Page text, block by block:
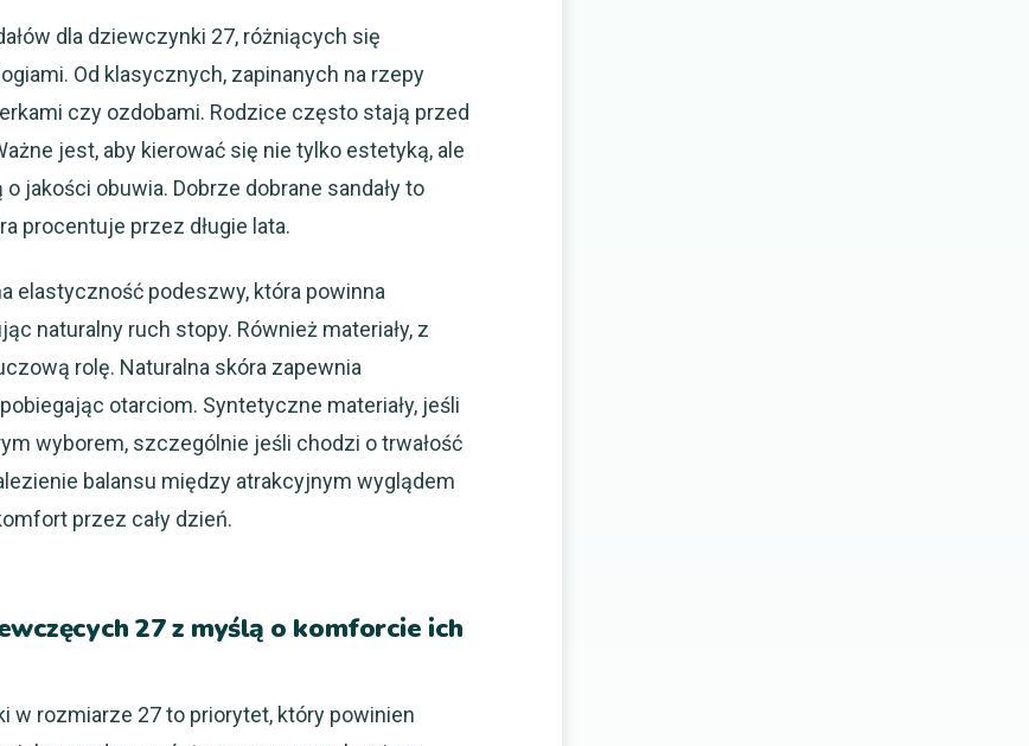
dla dziewczynki 27, różniących się
Od klasycznych, zapinanych na rzepy
czy ozdobami. Rodzice często stają przed
jest, aby kierować się nie tylko estetyką, ale
jakości obuwia. Dobrze dobrane sandały to
procentuje przez długie lata.
elastyczność podeszwy, która powinna
naturalny ruch stopy. Również materiały, z
rolę. Naturalna skóra zapewnia
otarciom. Syntetyczne materiały, jeśli
wyborem, szczególnie jeśli chodzi o trwałość
balansu między atrakcyjnym wyglądem
przez cały dzień.
27 z myślą o komforcie ich
w rozmiarze 27 to priorytet, który powinien